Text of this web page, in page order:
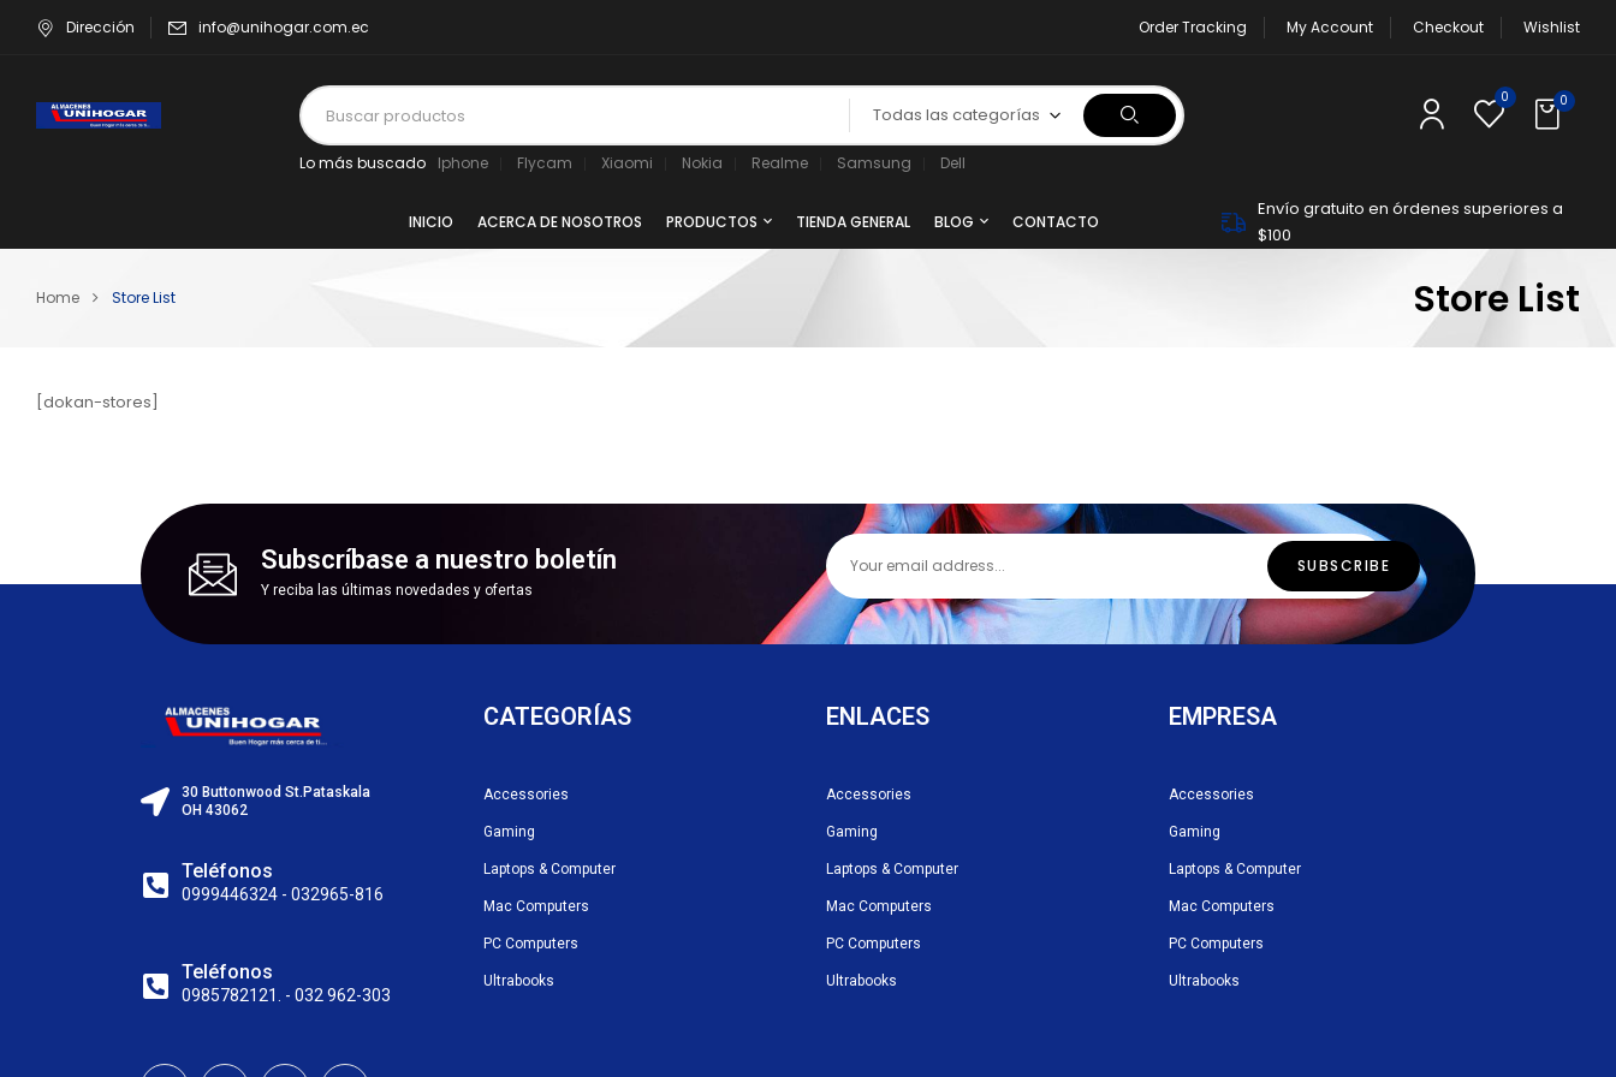
Dirección info@unihogar.com.ec Order Tracking My Account Checkout Wishlist
Todas las categorías
Lo más buscado Iphone Flycam Xiaomi Nokia Realme Samsung Dell
0 0
INICIO ACERCA DE NOSOTROS PRODUCTOS TIENDA GENERAL BLOG CONTACTO
Envío gratuito en órdenes superiores a
$100
Store List
Home Store List
[dokan-stores]
Subscríbase a nuestro boletín
Y reciba las últimas novedades y ofertas
30 Buttonwood St.Pataskala
OH 43062
Teléfonos
0999446324 - 032965-816
Teléfonos
0985782121. - 032 962-303
CATEGORÍAS
Accessories
Gaming
Laptops & Computer
Mac Computers
PC Computers
Ultrabooks
ENLACES
Accessories
Gaming
Laptops & Computer
Mac Computers
PC Computers
Ultrabooks
EMPRESA
Accessories
Gaming
Laptops & Computer
Mac Computers
PC Computers
Ultrabooks